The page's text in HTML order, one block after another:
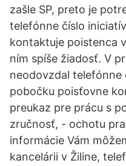
zašle SP, preto je
telefónne číslo
kontaktuje poistenca
ním spíše žiadosť. V
neodovzdal telefónne
pobočku poisťovne
preukaz pre prácu s
zručnosť, - ochotu
informácie Vám
kancelárii v Žiline,